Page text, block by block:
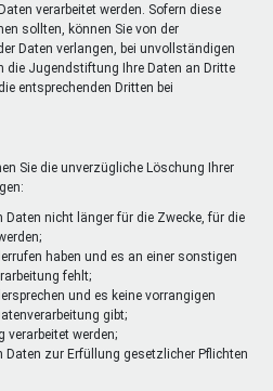
verarbeitet werden. Sofern diese
sollten, können Sie von der
Daten verlangen, bei unvollständigen
die Jugendstiftung Ihre Daten an Dritte
entsprechenden Dritten bei
Sie die unverzügliche Löschung Ihrer
Daten nicht länger für die Zwecke, für die
haben und es an einer sonstigen
fehlt;
und es keine vorrangigen
gibt;
verarbeitet werden;
Daten zur Erfüllung gesetzlicher Pflichten